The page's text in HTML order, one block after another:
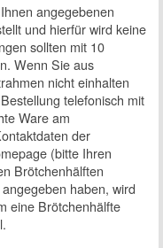
angegebenen
und hierfür wird keine
sollten mit 10
Wenn Sie aus
nicht einhalten
telefonisch mit
Ware am
der
(bitte Ihren
Brötchenhälften
haben, wird
eine Brötchenhälfte